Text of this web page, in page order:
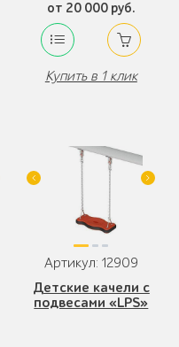
от 20 000 руб.
Купить в 1 клик
Артикул: 12909
Детские качели с
подвесами «LPS»